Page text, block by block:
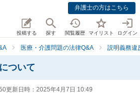
弁護士の方はこちら
投稿する 探す 閲覧履歴 マイリスト ログイン
医療・介護問題の法律Q&A 説明義務違
ついて
更新日時： 2025年4月7日 10:49